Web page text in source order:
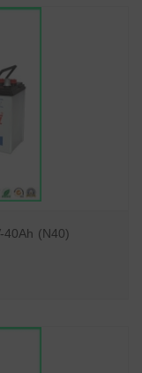
40Ah (N40)